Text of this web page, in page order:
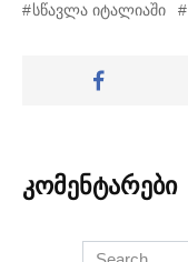
სწავლა იტალიაში
კომენტარები
Search